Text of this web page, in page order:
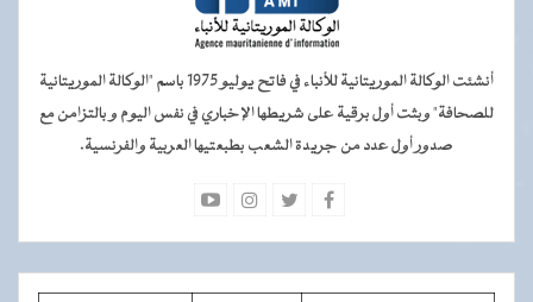
أنشئت الوكالة الموريتانية للأنباء في فاتح يوليو 1975 باسم "الوكالة الموريتانية
للصحافة" وبثت أول برقية على شريطها الإخباري في نفس اليوم و بالتزامن مع
صدور أول عدد من جريدة الشعب بطبعتيها العربية والفرنسية.